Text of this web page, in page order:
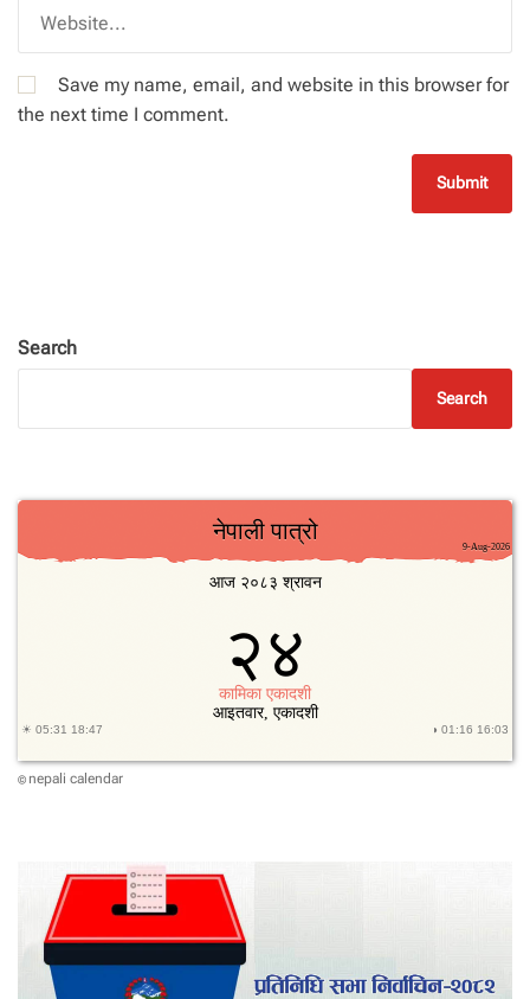
Save my name, email, and website in this browser for
the next time I comment.
Search
Search
© nepali calendar